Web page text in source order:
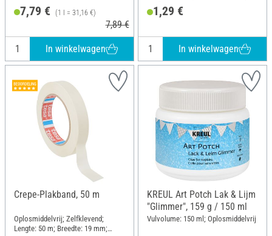
7,79 € (1 l = 31,16 €)
7,89 €
In winkelwagen
1,29 €
In winkelwagen
Crepe-Plakband, 50 m
Oplosmiddelvrij; Zelfklevend;
Lengte: 50 m; Breedte: 19 mm;
KREUL Art Potch Lak & Lijm
"Glimmer", 159 g / 150 ml
Vulvolume: 150 ml; Oplosmiddelvrij